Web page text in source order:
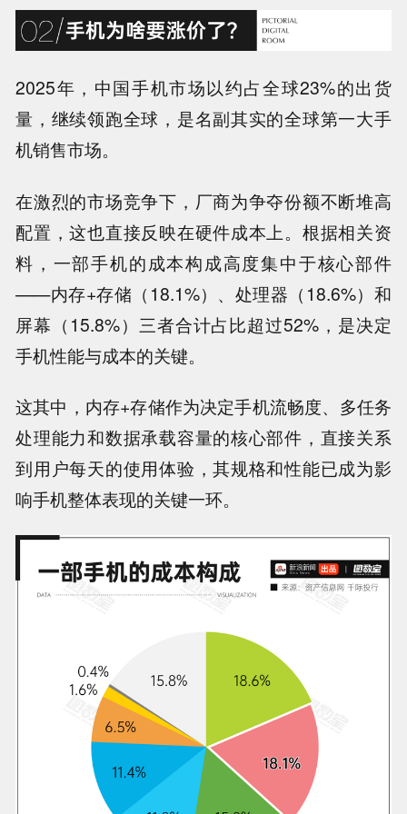
2025年，中国手机市场以约占全球23%的出货
量 ，继续领跑全球，是名副其实的全球第一大手
机销售市场。
在激烈的市场竞争下，厂商为争夺份额不断堆高
配置，这也直接反映在硬件成本上。根据相关资
料， 一部手机的成本构成高度集中于核心部件
——内存+存储（18.1%）、处理器（18.6%）和
屏幕（15.8%）三者合计占比超过52% ，是决定
手机性能与成本的关键。
这其中，内存+存储作为决定手机流畅度、多任务
处理能力和数据承载容量的核心部件，直接关系
到用户每天的使用体验，其规格和性能已成为影
响手机整体表现的关键一环。